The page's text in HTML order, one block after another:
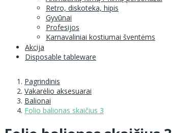
Retro, diskoteka, hipis
Gyvūnai
Profesijos
Karnavaliniai kostiumai šventėms
Akcija
Disposable tableware
Pagrindinis
Vakarėlio aksesuarai
Balionai
Folio balionas skaičius 3